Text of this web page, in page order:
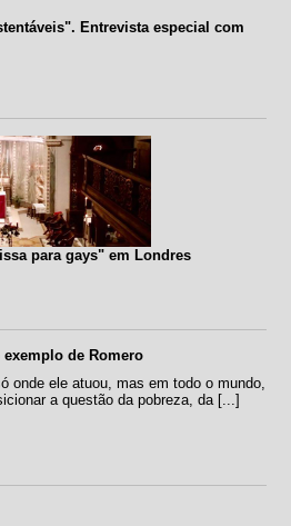
Entrevista especial com
para gays" em Londres
de Romero
onde ele atuou, mas em todo o mundo,
a questão da pobreza, da [...]